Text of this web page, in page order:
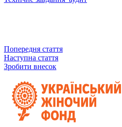
Попередня стаття
Наступна стаття
Зробити внесок